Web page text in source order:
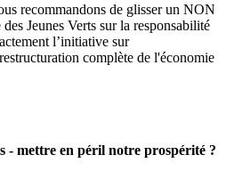
recommandons de glisser un NON
Jeunes Verts sur la responsabilité
l’initiative sur
complète de l'économie
- mettre en péril notre prospérité ?